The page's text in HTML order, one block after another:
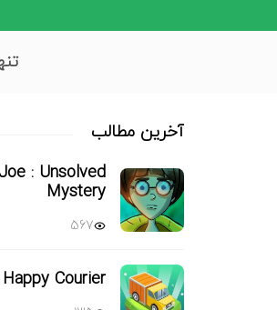
آخرین مطالب
: Unsolved
Mystery
567
Happy Courier